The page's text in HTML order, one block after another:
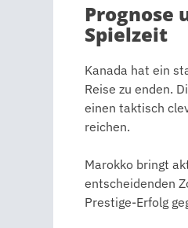
Prognose
Spielzeit
Kanada hat ein
Reise zu enden.
einen taktisch
reichen.
Marokko bringt
entscheidenden
Prestige-Erfolg